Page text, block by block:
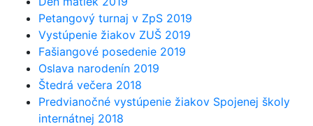
Petangový turnaj v ZpS 2019
Vystúpenie žiakov ZUŠ 2019
Fašiangové posedenie 2019
Oslava narodenín 2019
Štedrá večera 2018
Predvianočné vystúpenie žiakov Spojenej školy
internátnej 2018